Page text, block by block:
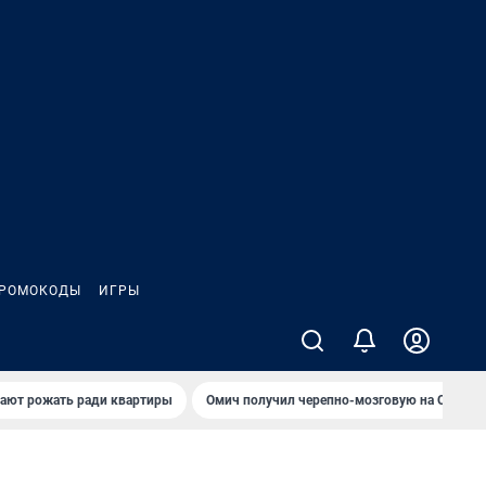
ИГРЫ
рожать ради квартиры Омич получил черепно-мозговую на ОНПЗ